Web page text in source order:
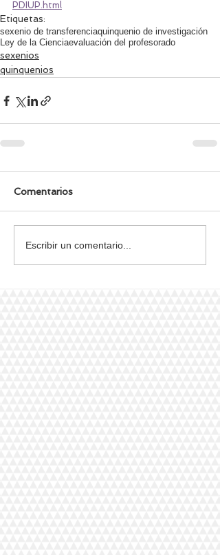
PDIUP.html
Etiquetas:
sexenio de transferenciaquinquenio de investigación
Ley de la Cienciaevaluación del profesorado
sexenios
quinquenios
Comentarios
Escribir un comentario...